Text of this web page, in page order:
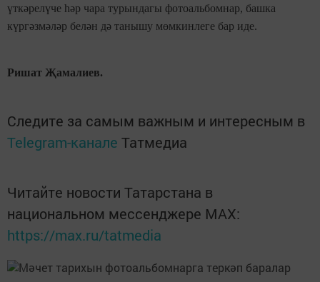
үткәрелүче һәр чара турындагы фотоальбомнар, башка
күргәзмәләр белән дә танышу мөмкинлеге бар иде.
Ришат Җамалиев.
Следите за самым важным и интересным в
Telegram-канале Татмедиа
Читайте новости Татарстана в
национальном мессенджере MАХ:
https://max.ru/tatmedia